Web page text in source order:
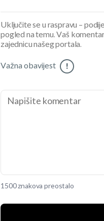
Uključite se u raspravu –
pogled na temu. Vaš
zajednicu našeg portala.
Važna obavijest !
1500 znakova preostalo